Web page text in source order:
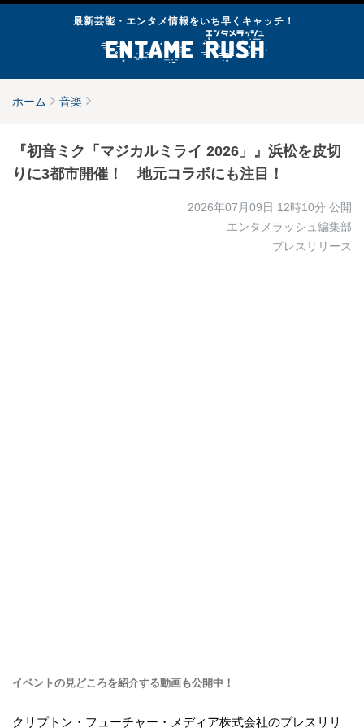
最新芸能・エンタメ情報をいち早くキャッチ！
ホーム 音楽
『初音ミク「マジカルミライ 2026」』浜松を皮切
りに3都市開催！ 地元コラボにも注目！
2026年07月09日 12時10分 公開
エンタメラッシュ編集部
プレスリリース
イベントの見どころを紹介する動画も公開中！
クリプトン・フューチャー・メディア株式会社のプレスリリ